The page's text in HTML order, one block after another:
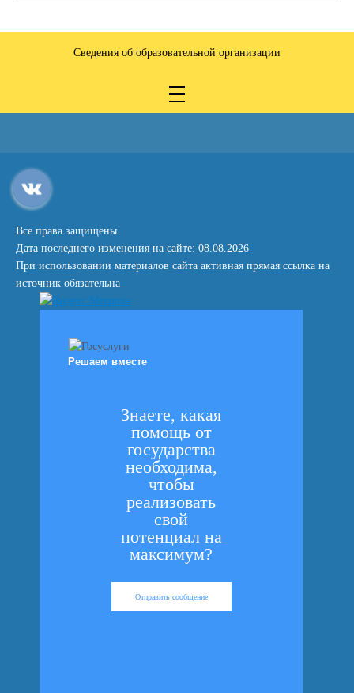
Сведения об образовательной организации
Все права защищены.
Дата последнего изменения на сайте: 08.08.2026
При использовании материалов сайта активная прямая ссылка на
источник обязательна
Решаем вместе
Знаете, какая
помощь от
государства
необходима,
чтобы
реализовать
свой
потенциал на
максимум?
Отправить сообщение